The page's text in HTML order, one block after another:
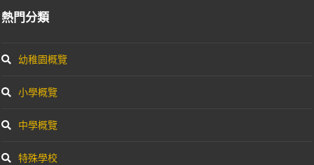
熱門分類
幼稚園概覽
小學概覽
中學概覽
特殊學校